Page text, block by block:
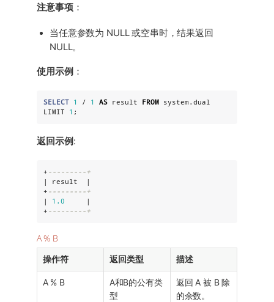
注意事项：
当任意参数为 NULL 或空串时，结果返回
NULL。
使用示例 ：
SELECT 1 / 1 AS result FROM system.dual
LIMIT 1 ;
返回示例 :
+ ---------+
| result  |
+ ---------+
| 1.0
     |
+ ---------+
A % B
操作符 返回类型 描述
A % B
A和B的公有类
型
返回 A 被 B 除
的余数。